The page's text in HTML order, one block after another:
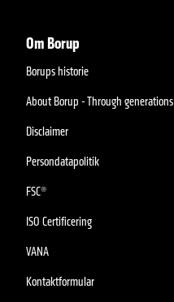
Om Borup
Borups historie
About Borup - Through generations
Disclaimer
Persondatapolitik
FSC®
ISO Certificering
VANA
Kontaktformular